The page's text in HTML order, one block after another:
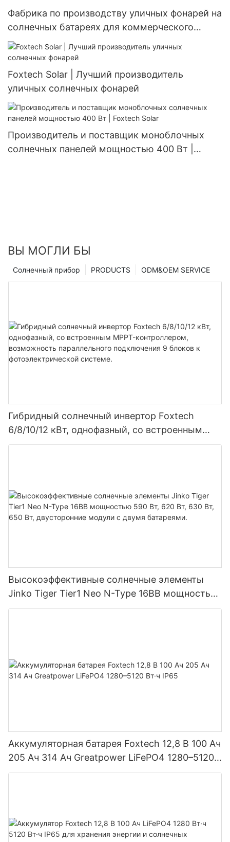
Фабрика по производству уличных фонарей на
солнечных батареях для коммерческого
использования | Foxtech Solar
Foxtech Solar | Лучший производитель
уличных солнечных фонарей
Производитель и поставщик моноблочных
солнечных панелей мощностью 400 Вт |
ВЫ МОГЛИ БЫ
ODM&OEM SERVICE
PRODUCTS
Солнечный прибор
Гибридный солнечный инвертор Foxtech
6/8/10/12 кВт, однофазный, со встроенным
MPPT-контроллером, возможность
Высокоэффективные солнечные элементы
Jinko Tiger Tier1 Neo N-Type 16BB мощностью
590 Вт, 620 Вт, 630 Вт, 650 Вт, двусторонние
Аккумуляторная батарея Foxtech 12,8 В 100 Ач
205 Ач 314 Ач Greatpower LiFePO4 1280–5120
Вт·ч IP65